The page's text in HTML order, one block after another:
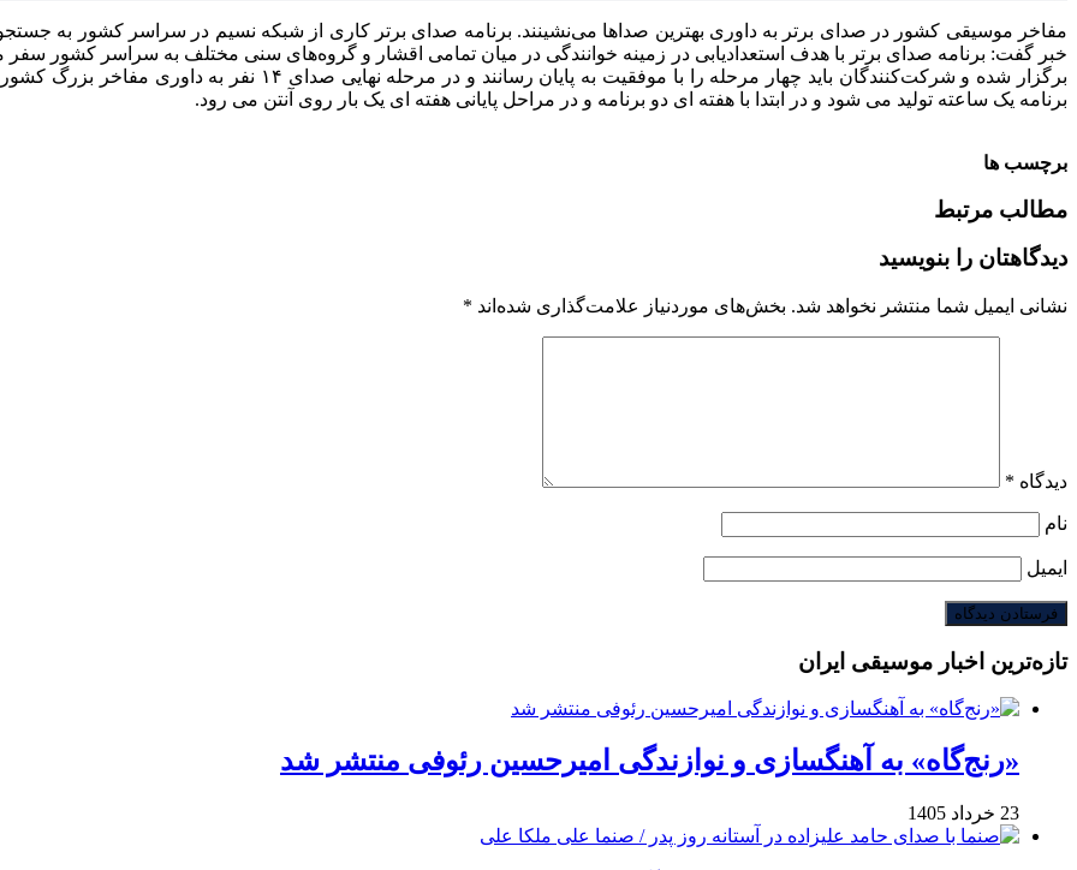
مفاخر موسیقی کشور در صدای برتر به داوری بهترین صداها می‌نشینند. برنامه صدای برتر کاری از شبکه نسیم در سراسر کشور به جستجوی
خبر گفت: برنامه صدای برتر با هدف استعدادیابی در زمینه خوانندگی در میان تمامی اقشار و گروه‌های سنی مختلف به سراسر کشور
برنامه یک ساعته تولید می شود و در ابتدا با هفته ای دو برنامه و در مراحل پایانی هفته ای یک بار روی آنتن می رود.
برچسب ها
مطالب مرتبط
دیدگاهتان را بنویسید
نشانی ایمیل شما منتشر نخواهد شد. بخش‌های موردنیاز علامت‌گذاری شده‌اند *
دیدگاه *
نام
ایمیل
تازه‌ترین اخبار موسیقی ایران
«رنج‌گاه» به آهنگسازی و نوازندگی امیرحسین رئوفی منتشر شد
23 خرداد 1405